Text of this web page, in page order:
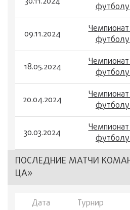
09.11.2024
18.05.2024
20.04.2024
30.03.2024
ПОСЛЕДНИЕ МАТЧИ
ЦА»
Дата Турнир